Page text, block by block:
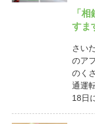
「
すま
さい
のア
のく
通運
18日